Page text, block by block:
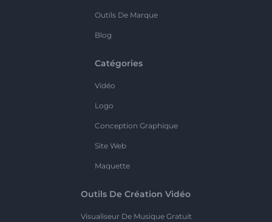
Outils De Marque
Blog
Catégories
Vidéo
Logo
Conception Graphique
Site Web
Maquette
Outils De Création Vidéo
Visualiseur De Musique Gratuit